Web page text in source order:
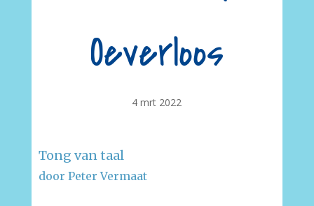
Oeverloos
4 mrt 2022
Tong van taal
door Peter Vermaat